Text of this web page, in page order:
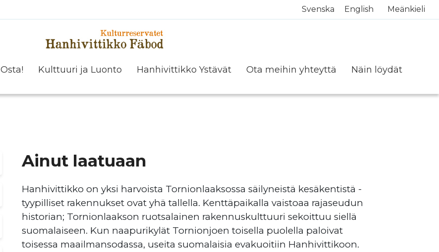
Svenska English Meänkieli
Osta! Kulttuuri ja Luonto Hanhivittikko Ystävät Ota meihin yhteyttä Näin löydät
Ainut laatuaan
Hanhivittikko on yksi harvoista Tornionlaaksossa säilyneistä kesäkentistä -
tyypilliset rakennukset ovat yhä tallella. Kenttäpaikalla vaistoaa rajaseudun
historian; Tornionlaakson ruotsalainen rakennuskulttuuri sekoittuu siellä
suomalaiseen. Kun naapurikylät Tornionjoen toisella puolella paloivat
toisessa maailmansodassa, useita suomalaisia evakuoitiin Hanhivittikoon.